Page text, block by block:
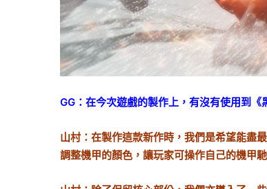
GG：在今次遊戲的製作上，有沒有使用到
山村：在製作這款新作時，我們是希望能盡
調整機甲的顏色，讓玩家可操作自己的機甲